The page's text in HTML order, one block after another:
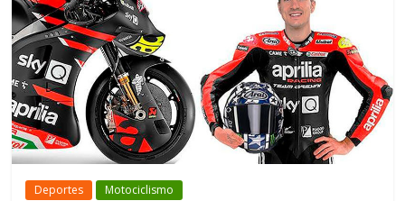
Deportes Motociclismo